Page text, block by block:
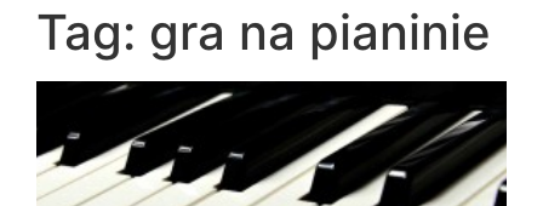
Tag: gra na pianinie